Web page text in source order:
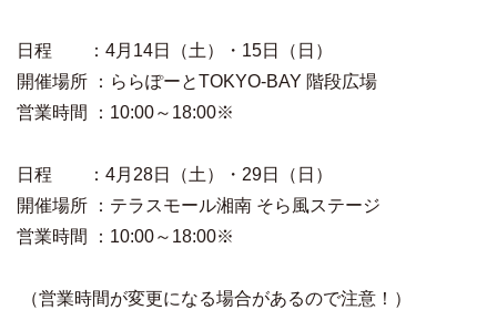
日程 ：4月14日（土）・15日（日）
開催場所 ：ららぽーとTOKYO-BAY 階段広場
営業時間 ：10:00～18:00※
日程 ：4月28日（土）・29日（日）
開催場所 ：テラスモール湘南 そら風ステージ
営業時間 ：10:00～18:00※
（営業時間が変更になる場合があるので注意！）